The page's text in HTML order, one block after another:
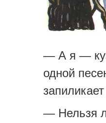
— А я —
одной
— Нельзя